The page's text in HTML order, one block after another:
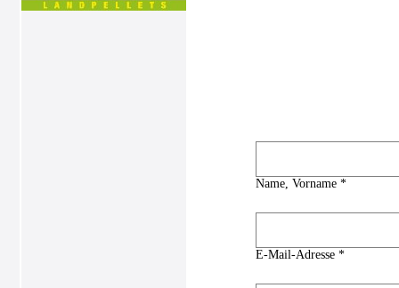
Name, Vorname *
E-Mail-Adresse *